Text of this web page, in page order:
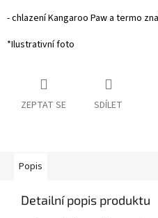
- chlazení Kangaroo Paw a termo
*Ilustrativní foto
ZEPTAT SE SDÍLET
Popis
Detailní popis produktu